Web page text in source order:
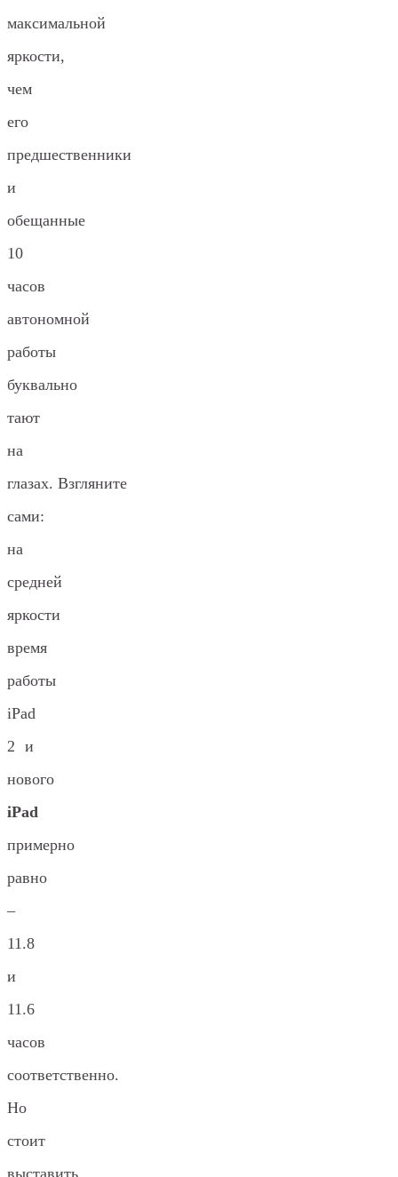
максимальной
яркости,
чем
его
предшественники
и
обещанные
10
часов
автономной
работы
буквально
тают
на
глазах. Взгляните
сами:
на
средней
яркости
время
работы
iPad
2 и
нового
iPad
примерно
равно
–
11.8
и
11.6
часов
соответственно.
Но
стоит
выставить